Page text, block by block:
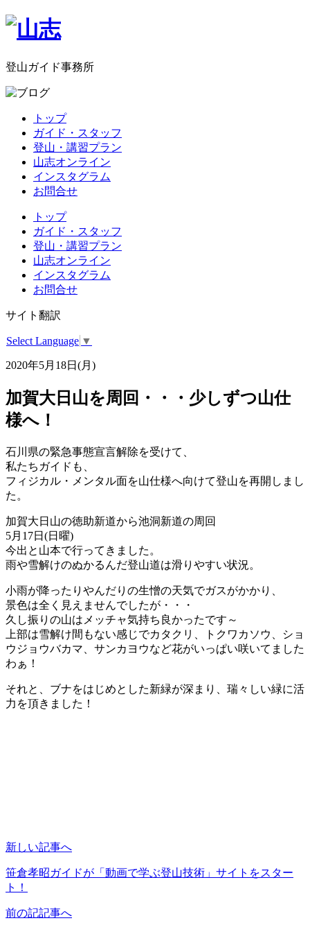
登山ガイド事務所
トップ
ガイド・スタッフ
登山・講習プラン
山志オンライン
インスタグラム
お問合せ
トップ
ガイド・スタッフ
登山・講習プラン
山志オンライン
インスタグラム
お問合せ
サイト翻訳
Select Language ▼
2020年5月18日(月)
加賀大日山を周回・・・少しずつ山仕
様へ！
石川県の緊急事態宣言解除を受けて、
私たちガイドも、
フィジカル・メンタル面を山仕様へ向けて登山を再開しまし
た。
加賀大日山の徳助新道から池洞新道の周回
5月17日(日曜)
今出と山本で行ってきました。
雨や雪解けのぬかるんだ登山道は滑りやすい状況。
小雨が降ったりやんだりの生憎の天気でガスがかかり、
景色は全く見えませんでしたが・・・
久し振りの山はメッチャ気持ち良かったです～
上部は雪解け間もない感じでカタクリ、トクワカソウ、ショ
ウジョウバカマ、サンカヨウなど花がいっぱい咲いてました
わぁ！
それと、ブナをはじめとした新緑が深まり、瑞々しい緑に活
力を頂きました！
新しい記事へ
笹倉孝昭ガイドが「動画で学ぶ登山技術」サイトをスター
ト！
前の記記事へ